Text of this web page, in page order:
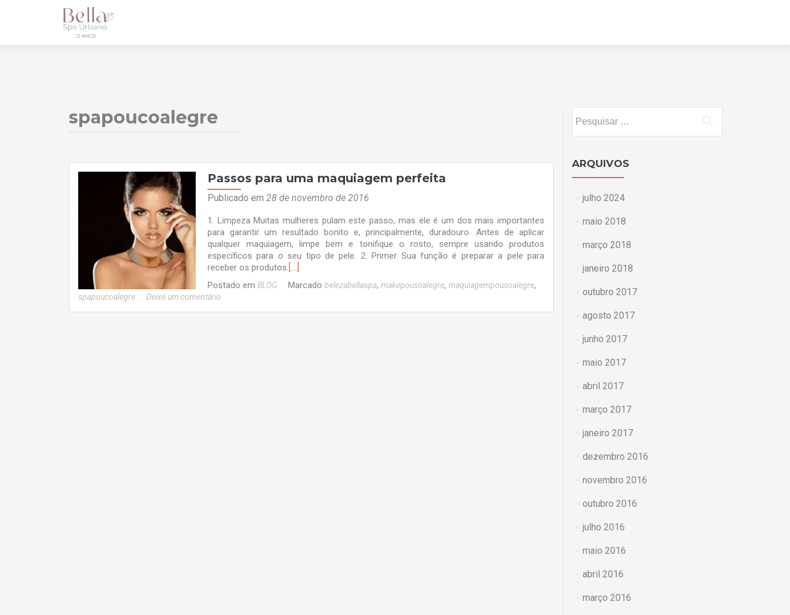
spapoucoalegre
Passos para uma maquiagem perfeita
Publicado em 28 de novembro de 2016
1. Limpeza Muitas mulheres pulam este passo, mas ele é um dos mais importantes
para garantir um resultado bonito e, principalmente, duradouro. Antes de aplicar
qualquer maquiagem, limpe bem e tonifique o rosto, sempre usando produtos
específicos para o seu tipo de pele. 2. Primer Sua função é preparar a pele para
receber os produtos.[…]
Postado em BLOG Marcado belezabellaspa, makepousoalegre, maquiagempousoalegre,
spapoucoalegre Deixe um comentário
por:
ARQUIVOS
julho 2024
maio 2018
março 2018
janeiro 2018
outubro 2017
agosto 2017
junho 2017
maio 2017
abril 2017
março 2017
janeiro 2017
dezembro 2016
novembro 2016
outubro 2016
julho 2016
maio 2016
abril 2016
março 2016